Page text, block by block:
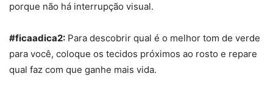
porque não há interrupção visual.
#ficaadica2: Para descobrir qual é o melhor tom de verde
para você, coloque os tecidos próximos ao rosto e repare
qual faz com que ganhe mais vida.